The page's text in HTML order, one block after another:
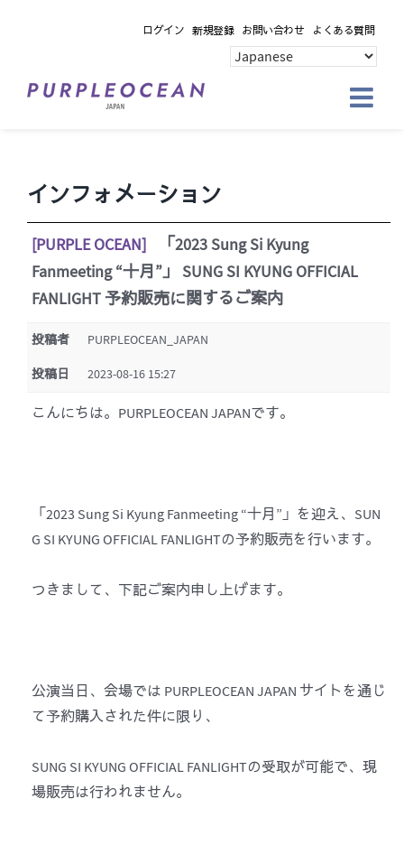
ログイン 新規登録 お問い合わせ よくある質問
インフォメーション
[PURPLE OCEAN]
「2023 Sung Si Kyung
Fanmeeting “十月”」 SUNG SI KYUNG OFFICIAL
FANLIGHT 予約販売に関するご案内
投稿者 PURPLEOCEAN_JAPAN
投稿日 2023-08-16 15:27
こんにちは。PURPLEOCEAN JAPANです。
「2023 Sung Si Kyung Fanmeeting “十月”」を迎え、SUN
G SI KYUNG OFFICIAL FANLIGHTの予約販売を行います。
つきまして、下記ご案内申し上げます。
公演当日、会場では PURPLEOCEAN JAPAN サイトを通じ
て予約購入された件に限り、
SUNG SI KYUNG OFFICIAL FANLIGHTの受取が可能で、現
場販売は行われません。